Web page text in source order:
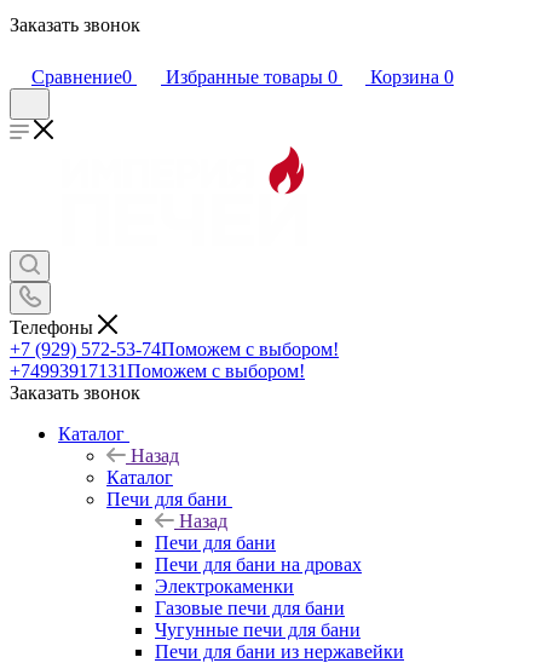
Заказать звонок
Сравнение0 Избранные товары 0 Корзина 0
Телефоны
+7 (929) 572-53-74Поможем с выбором!
+74993917131Поможем с выбором!
Заказать звонок
Каталог
Назад
Каталог
Печи для бани
Назад
Печи для бани
Печи для бани на дровах
Электрокаменки
Газовые печи для бани
Чугунные печи для бани
Печи для бани из нержавейки